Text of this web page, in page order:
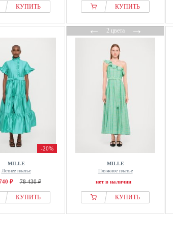
КУПИТЬ КУПИТЬ
-20%
MILLE
Летнее платье
₽ 78 430 ₽
КУПИТЬ
←2 цвета→
MILLE
Пляжное платье
нет в наличии
КУПИТЬ